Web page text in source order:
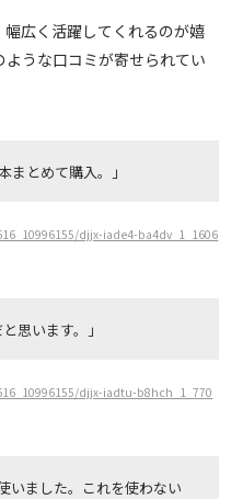
広く活躍してくれるのが嬉
うな口コミが寄せられてい
まとめて購入。」
djjx-iade4-ba4dv_1_1606
思います。」
djjx-iadtu-b8hch_1_770
いました。これを使わない